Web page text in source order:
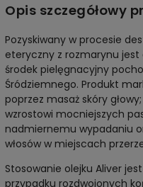
Opis szczegółowy
Pozyskiwany w procesie
eteryczny z rozmarynu
środek pielęgnacyjny
Śródziemnego. Produkt
poprzez masaż skóry
wzrostowi mocniejszych
nadmiernemu wypadaniu
włosów w miejscach
Stosowanie olejku Aliver
przypadku rozdwojonych